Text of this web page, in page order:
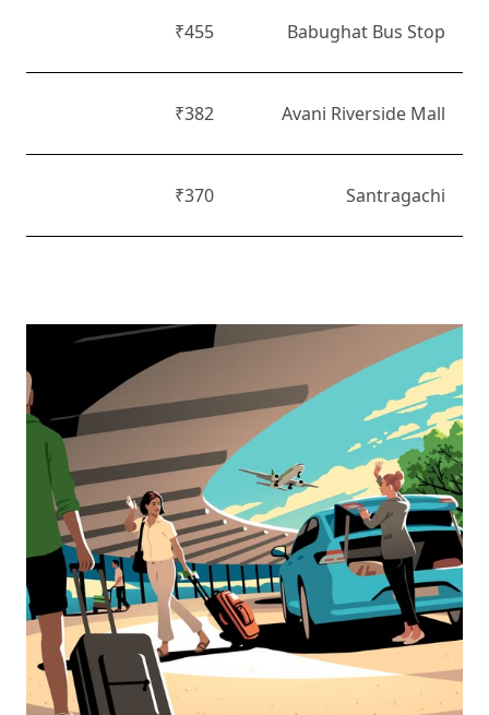
Babughat Bus Stop
₹455
Avani Riverside Mall
₹382
Santragachi
₹370